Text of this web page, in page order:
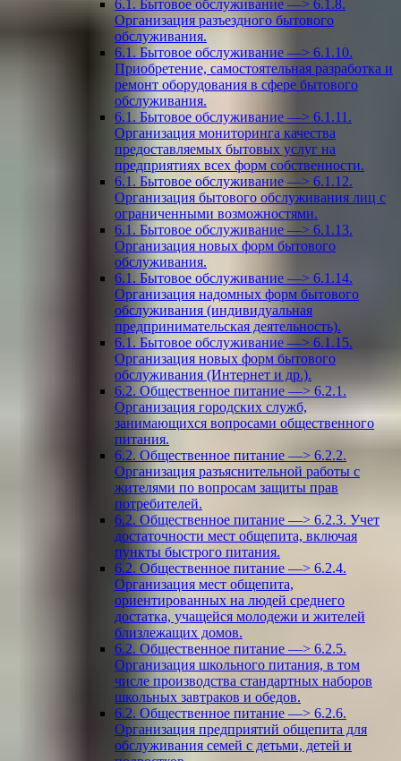
6.1. Бытовое обслуживание —> 6.1.8.
Организация разъездного бытового
обслуживания.
6.1. Бытовое обслуживание —> 6.1.10.
Приобретение, самостоятельная разработка и
ремонт оборудования в сфере бытового
обслуживания.
6.1. Бытовое обслуживание —> 6.1.11.
Организация мониторинга качества
предоставляемых бытовых услуг на
предприятиях всех форм собственности.
6.1. Бытовое обслуживание —> 6.1.12.
Организация бытового обслуживания лиц с
ограниченными возможностями.
6.1. Бытовое обслуживание —> 6.1.13.
Организация новых форм бытового
обслуживания.
6.1. Бытовое обслуживание —> 6.1.14.
Организация надомных форм бытового
обслуживания (индивидуальная
предпринимательская деятельность).
6.1. Бытовое обслуживание —> 6.1.15.
Организация новых форм бытового
обслуживания (Интернет и др.).
6.2. Общественное питание —> 6.2.1.
Организация городских служб,
занимающихся вопросами общественного
питания.
6.2. Общественное питание —> 6.2.2.
Организация разъяснительной работы с
жителями по вопросам защиты прав
потребителей.
6.2. Общественное питание —> 6.2.3. Учет
достаточности мест общепита, включая
пункты быстрого питания.
6.2. Общественное питание —> 6.2.4.
Организация мест общепита,
ориентированных на людей среднего
достатка, учащейся молодежи и жителей
близлежащих домов.
6.2. Общественное питание —> 6.2.5.
Организация школьного питания, в том
числе производства стандартных наборов
школьных завтраков и обедов.
6.2. Общественное питание —> 6.2.6.
Организация предприятий общепита для
обслуживания семей с детьми, детей и